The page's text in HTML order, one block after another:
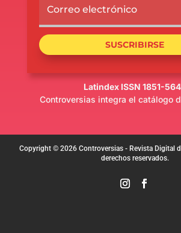
SUSCRIBIRSE
Latindex ISSN 1851-
Controversias integra el catálogo
Copyright © 2026 Controversias - Revista Digital
derechos reservados.